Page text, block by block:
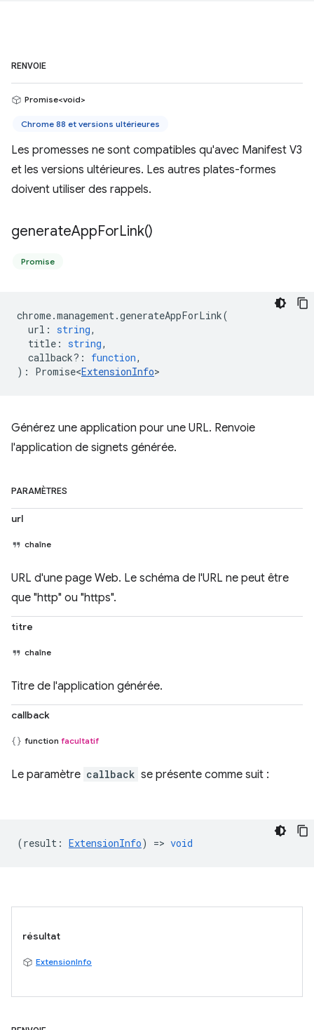
RENVOIE
Promise<void>
Chrome 88 et versions ultérieures
Les promesses ne sont compatibles qu'avec Manifest V3
et les versions ultérieures. Les autres plates-formes
doivent utiliser des rappels.
generateAppForLink()
Promise
chrome.management.generateAppForLink(
url : string,
title : string,
callback? : function,
) : Promise<ExtensionInfo>
Générez une application pour une URL. Renvoie
l'application de signets générée.
PARAMÈTRES
url
chaîne
URL d'une page Web. Le schéma de l'URL ne peut être
que "http" ou "https".
titre
chaîne
Titre de l'application générée.
callback
function facultatif
Le paramètre callback se présente comme suit :
(result : ExtensionInfo) => void
résultat
ExtensionInfo